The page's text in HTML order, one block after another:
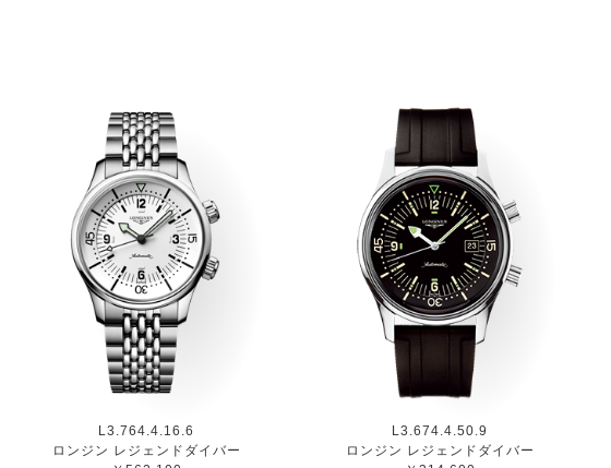
L3.764.4.16.6
ロンジン レジェンドダイバー
L3.674.4.50.9
ロンジン レジェンドダイバー